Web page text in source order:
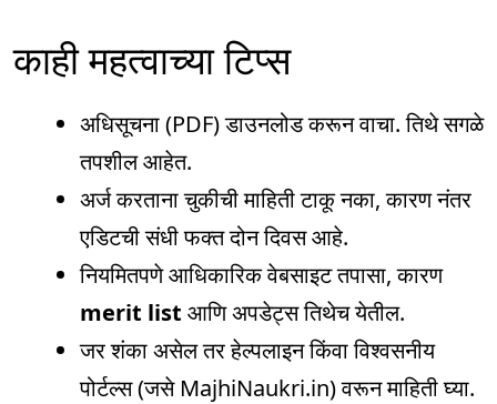
काही महत्वाच्या टिप्स
अधिसूचना (PDF) डाउनलोड करून वाचा. तिथे सगळे
तपशील आहेत.
अर्ज करताना चुकीची माहिती टाकू नका, कारण नंतर
एडिटची संधी फक्त दोन दिवस आहे.
नियमितपणे आधिकारिक वेबसाइट तपासा, कारण
merit list आणि अपडेट्स तिथेच येतील.
जर शंका असेल तर हेल्पलाइन किंवा विश्वसनीय
पोर्टल्स (जसे MajhiNaukri.in) वरून माहिती घ्या.